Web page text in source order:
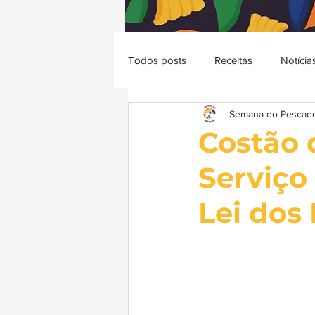
Todos posts Receitas
Costão
Lei dos
Semana do